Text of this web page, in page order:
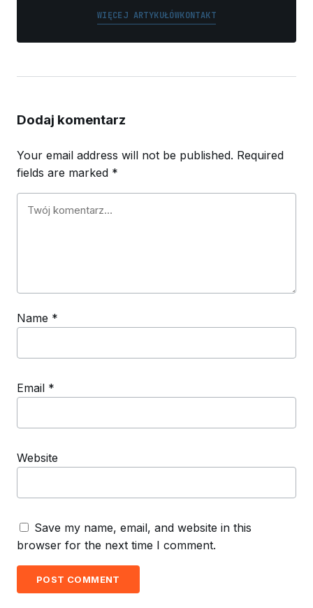
WIĘCEJ ARTYKUŁÓWKONTAKT
Dodaj komentarz
Your email address will not be published. Required
fields are marked *
Name *
Email *
Website
Save my name, email, and website in this
browser for the next time I comment.
POST COMMENT